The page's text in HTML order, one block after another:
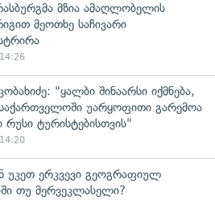
მზია ამაღლობელის
მეოთხე საჩივარი
"ყალბი შინაარსი იქმნება,
უარყოფითი გარემოა
რუსი ტურისტებისთვის"
უკეთ ერკვევი გეოგრაფიულ
თუ მერვეკლასელი?